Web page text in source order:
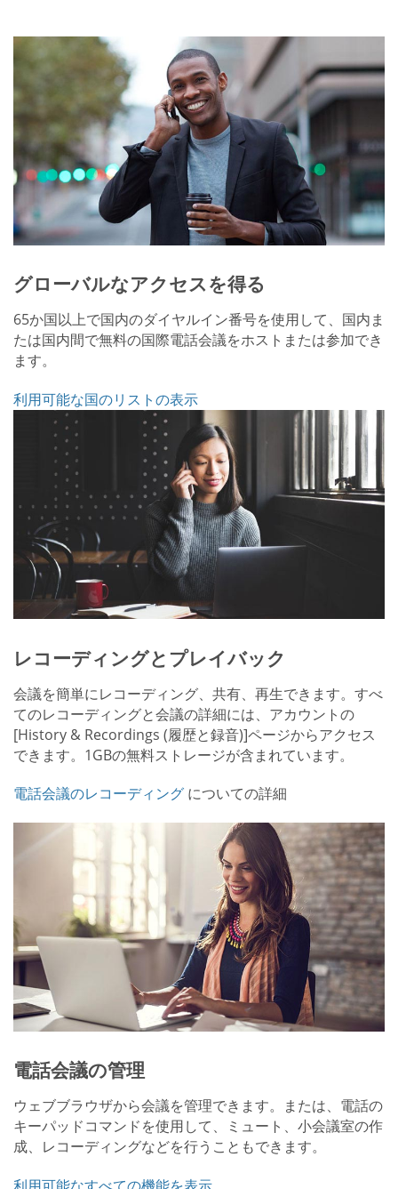
グローバルなアクセスを得る
65か国以上で国内のダイヤルイン番号を使用して、国内ま
たは国内間で無料の国際電話会議をホストまたは参加でき
ます。
利用可能な国のリストの表示
レコーディングとプレイバック
会議を簡単にレコーディング、共有、再生できます。すべ
てのレコーディングと会議の詳細には、アカウントの
[History & Recordings (履歴と録音)]ページからアクセス
できます。1GBの無料ストレージが含まれています。
電話会議のレコーディング についての詳細
電話会議の管理
ウェブブラウザから会議を管理できます。または、電話の
キーパッドコマンドを使用して、ミュート、小会議室の作
成、レコーディングなどを行うこともできます。